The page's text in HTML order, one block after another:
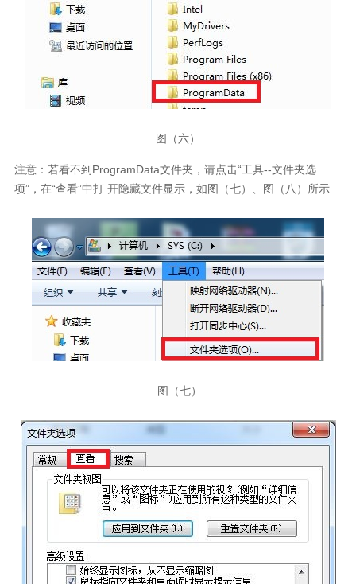
图（六）
注意：若看不到ProgramData文件夹，请点击“工具--文件夹选
项”，在“查看”中打 开隐藏文件显示，如图（七）、图（八）所示
图（七）